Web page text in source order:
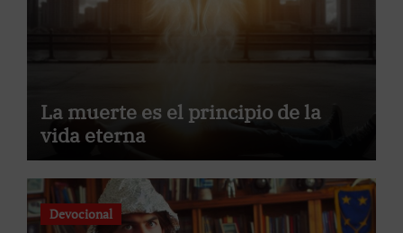
La muerte es el principio de la
vida eterna
Devocional